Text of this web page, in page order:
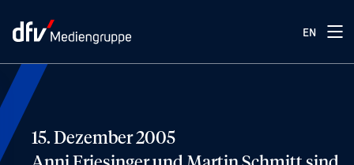
EN
15. Dezember 2005